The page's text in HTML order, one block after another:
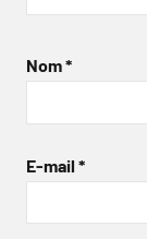
Nom*
E-mail *